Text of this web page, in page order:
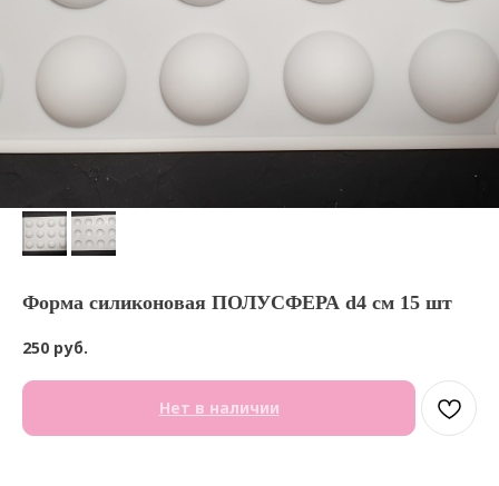
Форма силиконовая ПОЛУСФЕРА d4 см 15 шт
250 руб.
Нет в наличии